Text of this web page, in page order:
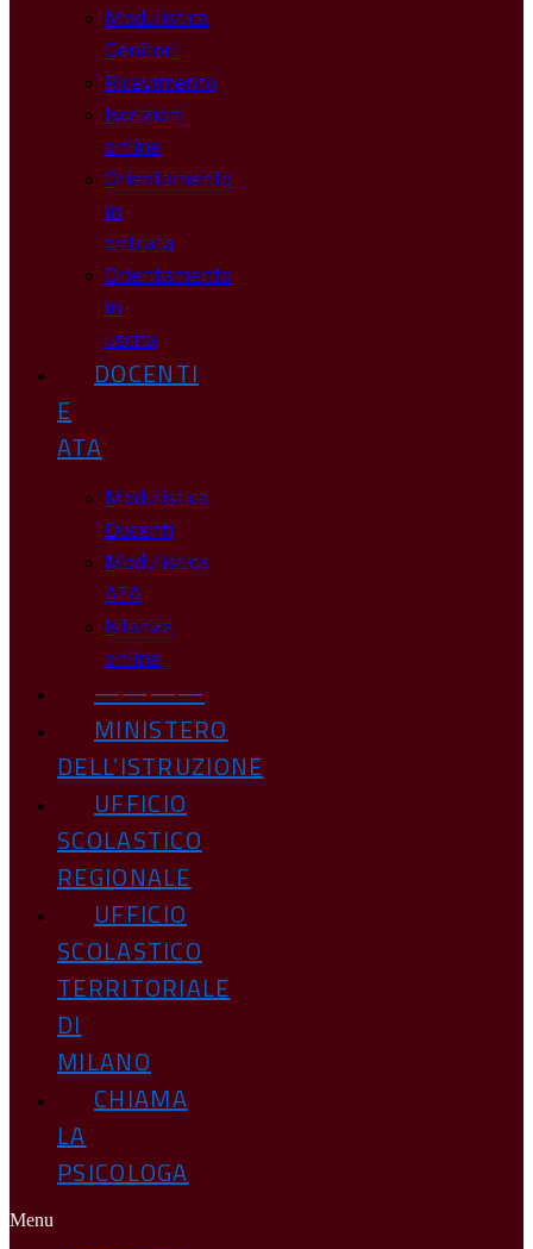
Modulistica
Genitori
Ricevimento
Iscrizioni
online
Orientamento
in
entrata
Orientamento
in
uscita
DOCENTI
E
ATA
Modulistica
Docenti
Modulistica
ATA
Istanze
online
————
MINISTERO
DELL’ISTRUZIONE
UFFICIO
SCOLASTICO
REGIONALE
UFFICIO
SCOLASTICO
TERRITORIALE
DI
MILANO
CHIAMA
LA
PSICOLOGA
Menu